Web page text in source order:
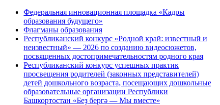
Федеральная инновационная площадка «Кадры
образования будущего»
Флагманы образования
Республиканский конкурс «Родной край: известный и
неизвестный» — 2026 по созданию видеосюжетов,
посвященных достопримечательностям родного края
Республиканский конкурс успешных практик
просвещения родителей (законных представителей)
детей дошкольного возраста, посещающих дошкольные
образовательные организации Республики
Башкортостан «Беҙ бергә — Мы вместе»